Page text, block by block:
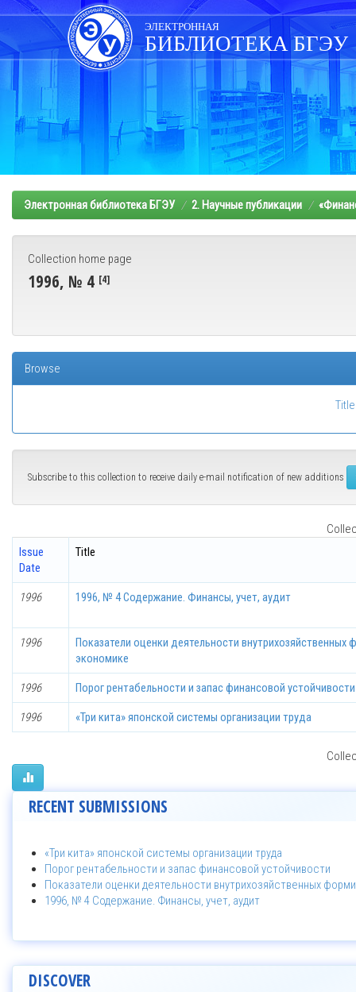
Skip
navigation
ЭЛЕКТРОННАЯ
БИБЛИОТЕКА БГЭУ
Электронная библиотека БГЭУ 2. Научные публикации
Collection home page
1996, № 4 [4]
Browse
Title
Subscribe to this collection to receive daily e-mail notification of new additions
Issue
Date
Title
1996 1996, № 4 Содержание. Финансы, учет, аудит
1996
Показатели оценки деятельности
экономике
1996 Порог рентабельности и запас финансовой устойчивости
1996 «Три кита» японской системы организации труда
RECENT SUBMISSIONS
«Три кита» японской системы организации труда
Порог рентабельности и запас финансовой устойчивости
Показатели оценки деятельности внутрихозяйственных
1996, № 4 Содержание. Финансы, учет, аудит
DISCOVER